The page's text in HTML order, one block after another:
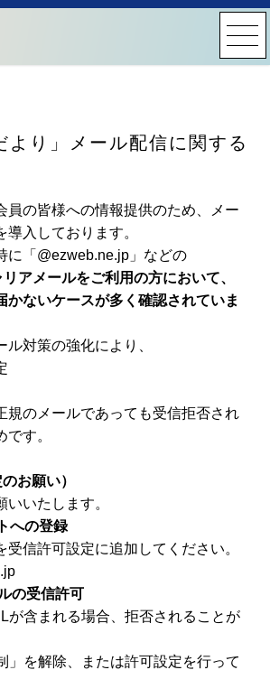
より」メール配信に関する
員の皆様への情報提供のため、メー
導入しております。
に「 @ezweb.ne.jp 」などの
リアメールをご利用の方において、
かないケースが多く確認されていま
ル対策の強化により、
規のメールであっても受信拒否され
です。
お願い）
いいたします。
への登録
受信許可設定に追加してください。
の受信許可
が含まれる場合、拒否されることが
」を解除、または許可設定を行って